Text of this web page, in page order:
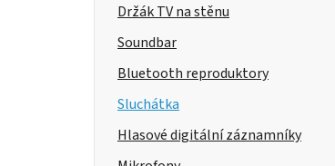
Držák TV na stěnu
Soundbar
Bluetooth reproduktory
Sluchátka
Hlasové digitální záznamníky